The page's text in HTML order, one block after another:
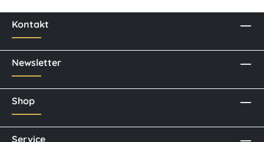
Kontakt
Newsletter
Shop
Service